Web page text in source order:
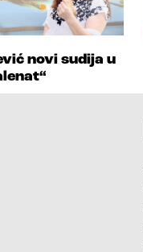
novi sudija u